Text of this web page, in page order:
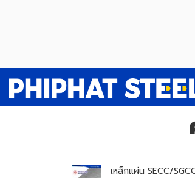
เหล็กแผ่น SECC/